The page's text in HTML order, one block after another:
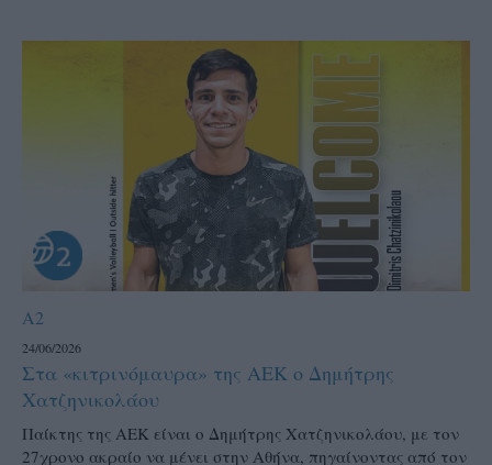
A2
24/06/2026
Στα «κιτρινόμαυρα» της ΑΕΚ ο Δημήτρης
Χατζηνικολάου
Παίκτης της ΑΕΚ είναι ο Δημήτρης Χατζηνικολάου, με τον
27χρονο ακραίο να μένει στην Αθήνα, πηγαίνοντας από τον